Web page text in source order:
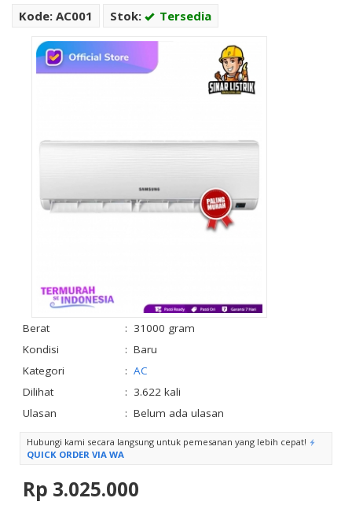
Kode: AC001 Stok: Tersedia
Berat : 31000 gram
Kondisi
: Baru
Kategori
: AC
Dilihat
: 3.622 kali
Ulasan
: Belum ada ulasan
Hubungi kami secara langsung untuk pemesanan yang lebih cepat!
QUICK ORDER VIA WA
Rp 3.025.000